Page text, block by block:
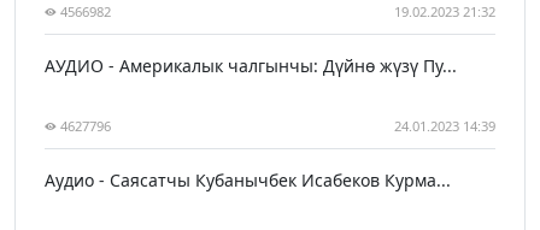
4566982 19.02.2023 21:32
АУДИО - Америкалык чалгынчы: Дүйнө жүзү Пу...
4627796 24.01.2023 14:39
Аудио - Саясатчы Кубанычбек Исабеков Курма...